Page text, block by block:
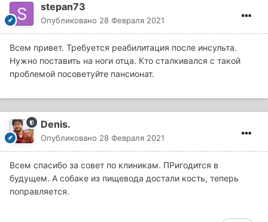
stepan73
Опубликовано 28 Февраля 2021
Всем привет. Требуется реабилитация после инсульта.
Нужно поставить на ноги отца. Кто сталкивался с такой
проблемой посоветуйте пансионат.
Denis.
Опубликовано 28 Февраля 2021
Всем спасибо за совет по клиникам. ПРигодится в
будущем. А собаке из пищевода достали кость, теперь
поправляется.